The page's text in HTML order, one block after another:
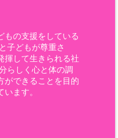
もの支援をしている
子どもが尊重さ
揮して生きられる社
らしく心と体の調
ができることを目的
います。